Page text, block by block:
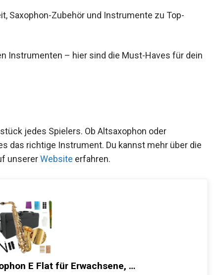
Saxophon-Zubehör und Instrumente zu Top-
Instrumenten – hier sind die Must-Haves für dein
jedes Spielers. Ob Altsaxophon oder
das richtige Instrument. Du kannst mehr über die
unsererWebsite erfahren.
E Flat für Erwachsene, …